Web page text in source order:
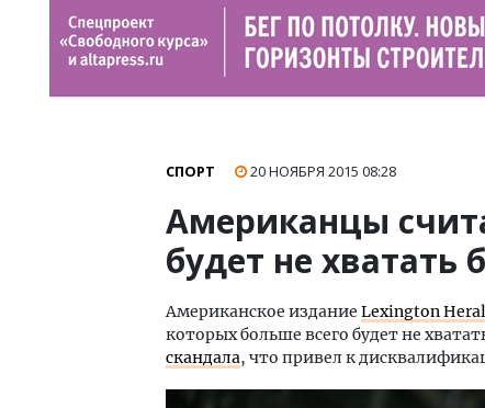
СПОРТ 20 НОЯБРЯ 2015 08:28
Американцы
будет не хватать
Американское издание Lexington
которых больше всего будет не
скандала, что привел к